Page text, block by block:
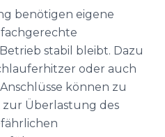
benötigen eigene
stabil bleibt. Dazu
oder auch
können zu
zur Überlastung des